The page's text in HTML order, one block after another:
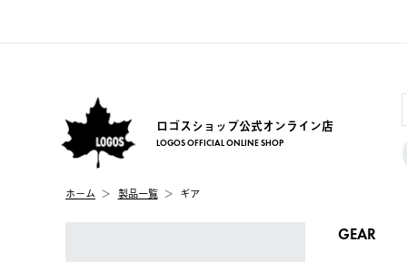
ロゴスショップ公式オンライン店
LOGOS OFFICIAL ONLINE SHOP
ホーム 製品一覧 ギア
GEAR